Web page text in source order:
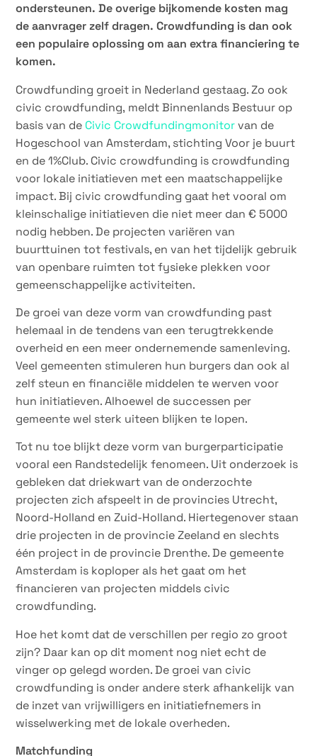
ondersteunen. De overige bijkomende kosten mag
de aanvrager zelf dragen. Crowdfunding is dan ook
een populaire oplossing om aan extra financiering te
komen.
Crowdfunding groeit in Nederland gestaag. Zo ook
civic crowdfunding, meldt Binnenlands Bestuur op
basis van de Civic Crowdfundingmonitorvan de
Hogeschool van Amsterdam, stichting Voor je buurt
en de 1%Club. Civic crowdfunding is crowdfunding
voor lokale initiatieven met een maatschappelijke
impact. Bij civic crowdfunding gaat het vooral om
kleinschalige initiatieven die niet meer dan € 5000
nodig hebben. De projecten variëren van
buurttuinen tot festivals, en van het tijdelijk gebruik
van openbare ruimten tot fysieke plekken voor
gemeenschappelijke activiteiten.
De groei van deze vorm van crowdfunding past
helemaal in de tendens van een terugtrekkende
overheid en een meer ondernemende samenleving.
Veel gemeenten stimuleren hun burgers dan ook al
zelf steun en financiële middelen te werven voor
hun initiatieven. Alhoewel de successen per
gemeente wel sterk uiteen blijken te lopen.
Tot nu toe blijkt deze vorm van burgerparticipatie
vooral een Randstedelijk fenomeen. Uit onderzoek is
gebleken dat driekwart van de onderzochte
projecten zich afspeelt in de provincies Utrecht,
Noord-Holland en Zuid-Holland. Hiertegenover staan
drie projecten in de provincie Zeeland en slechts
één project in de provincie Drenthe. De gemeente
Amsterdam is koploper als het gaat om het
financieren van projecten middels civic
crowdfunding.
Hoe het komt dat de verschillen per regio zo groot
zijn? Daar kan op dit moment nog niet echt de
vinger op gelegd worden. De groei van civic
crowdfunding is onder andere sterk afhankelijk van
de inzet van vrijwilligers en initiatiefnemers in
wisselwerking met de lokale overheden.
Matchfunding